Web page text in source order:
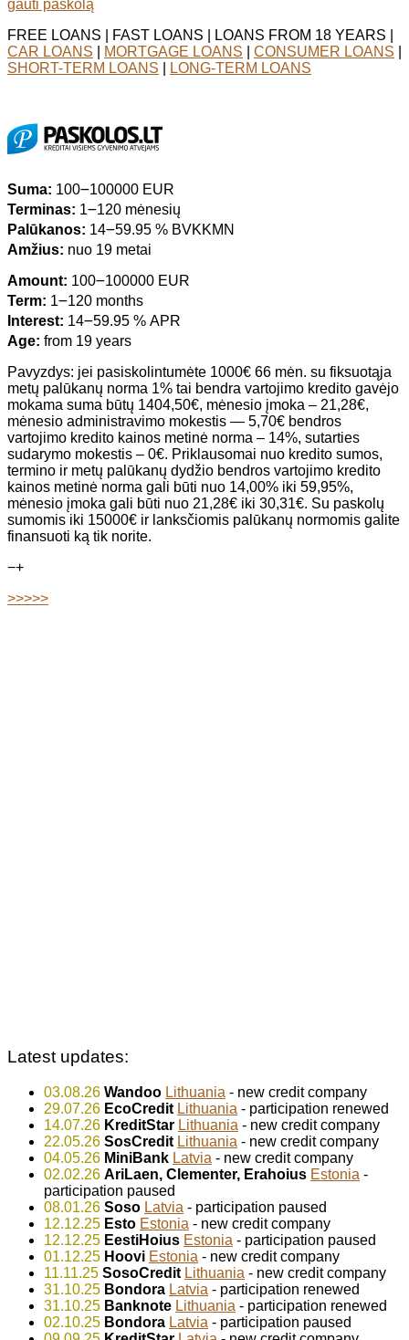
gauti paskolą
FREE LOANS | FAST LOANS | LOANS FROM 18 YEARS |
CAR LOANS
MORTGAGE LOANS CONSUMER LOANS
SHORT-TERM LOANS
LONG-TERM LOANS
Suma: 100౼100000 EUR
Terminas: 1౼120 mėnesių
Palūkanos: 14౼59.95 % BVKKMN
Amžius: nuo 19 metai
Amount: 100౼100000 EUR
Term: 1౼120 months
Interest: 14౼59.95 % APR
Age: from 19 years
Pavyzdys: jei pasiskolintumėte 1000€ 66 mėn. su fiksuotąja
metų palūkanų norma 1% tai bendra vartojimo kredito gavėjo
mokama suma būtų 1404,50€, mėnesio įmoka – 21,28€,
mėnesio administravimo mokestis — 5,70€ bendros
vartojimo kredito kainos metinė norma – 14%, sutarties
sudarymo mokestis – 0€. Priklausomai nuo kredito sumos,
termino ir metų palūkanų dydžio bendros vartojimo kredito
kainos metinė norma gali būti nuo 14,00% iki 59,95%,
mėnesio įmoka gali būti nuo 21,28€ iki 30,31€. Su paskolų
sumomis iki 15000€ ir lanksčiomis palūkanų normomis galite
finansuoti ką tik norite.
−+
>>>>>
Latest updates:
03.08.26 Wandoo Lithuania - new credit company
29.07.26 EcoCredit Lithuania - participation renewed
14.07.26 KreditStar Lithuania - new credit company
22.05.26 SosCredit Lithuania - new credit company
04.05.26 MiniBank Latvia - new credit company
02.02.26 AriLaen, Clementer, Erahoius Estonia -
participation paused
08.01.26 Soso Latvia - participation paused
12.12.25 Esto Estonia - new credit company
12.12.25 EestiHoius Estonia - participation paused
01.12.25 Hoovi Estonia - new credit company
11.11.25 SosoCredit Lithuania - new credit company
31.10.25 Bondora Latvia - participation renewed
31.10.25 Banknote Lithuania - participation renewed
02.10.25 Bondora Latvia - participation paused